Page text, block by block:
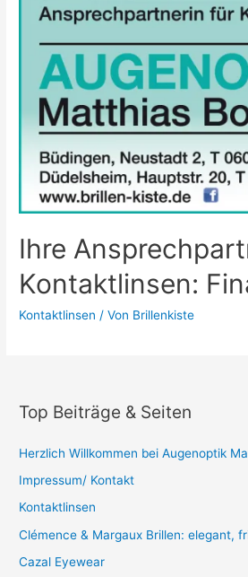
Ihre
Kontaktlinsen:
Kontaktlinsen / Von Brillenkiste
Top Beiträge & Seiten
Herzlich Willkommen bei Augenoptik
Impressum/ Kontakt
Kontaktlinsen
Clémence & Margaux Brillen: elegant,
Cazal Eyewear